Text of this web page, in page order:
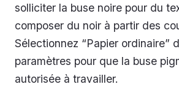
solliciter la buse noire pour du
composer du noir à partir des
Sélectionnez “Papier ordinaire”
paramètres pour que la buse
autorisée à travailler.